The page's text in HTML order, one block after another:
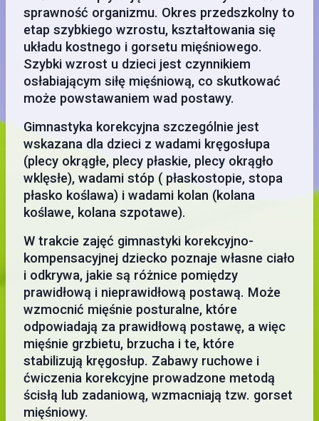
sprawność organizmu. Okres przedszkolny to
etap szybkiego wzrostu, kształtowania się
układu kostnego i gorsetu mięśniowego.
Szybki wzrost u dzieci jest czynnikiem
osłabiającym siłę mięśniową, co skutkować
może powstawaniem wad postawy.
Gimnastyka korekcyjna szczególnie jest
wskazana dla dzieci z wadami kręgosłupa
(plecy okrągłe, plecy płaskie, plecy okrągło
wklęsłe), wadami stóp ( płaskostopie, stopa
płasko koślawa) i wadami kolan (kolana
koślawe, kolana szpotawe).
W trakcie zajęć gimnastyki korekcyjno-
kompensacyjnej dziecko poznaje własne ciało
i odkrywa, jakie są różnice pomiędzy
prawidłową i nieprawidłową postawą. Może
wzmocnić mięśnie posturalne, które
odpowiadają za prawidłową postawę, a więc
mięśnie grzbietu, brzucha i te, które
stabilizują kręgosłup. Zabawy ruchowe i
ćwiczenia korekcyjne prowadzone metodą
ścisłą lub zadaniową, wzmacniają tzw. gorset
mięśniowy.